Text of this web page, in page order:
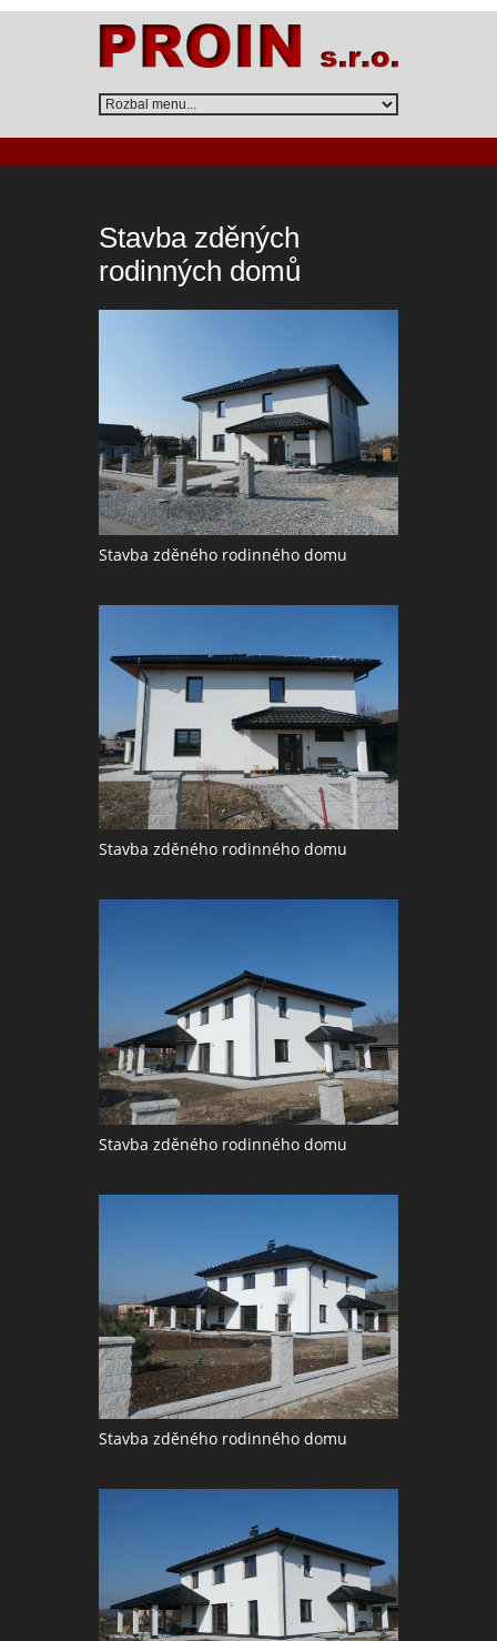
Stavba zděných
rodinných domů
Stavba zděného rodinného domu
Stavba zděného rodinného domu
Stavba zděného rodinného domu
Stavba zděného rodinného domu